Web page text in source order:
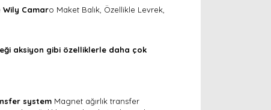
Wily Camaro Maket Balık, Özellikle Levrek,
aksiyon gibi özelliklerle daha çok
system Magnet ağırlık transfer